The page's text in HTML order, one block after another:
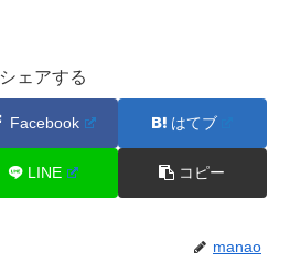
シェアする
Facebook はてブ
LINE コピー
manao